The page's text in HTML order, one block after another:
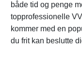
både tid og penge
topprofessionelle
kommer med en
du frit kan beslutte